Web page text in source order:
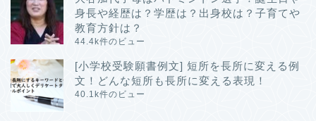
身長や経歴は？学歴は？出身校は？子育てや
教育方針は？
44.4k件のビュー
[小学校受験願書例文] 短所を長所に変える例
文！どんな短所も長所に変える表現！
40.1k件のビュー